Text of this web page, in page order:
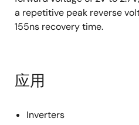
a repetitive peak reverse
155ns recovery time.
应用
Inverters